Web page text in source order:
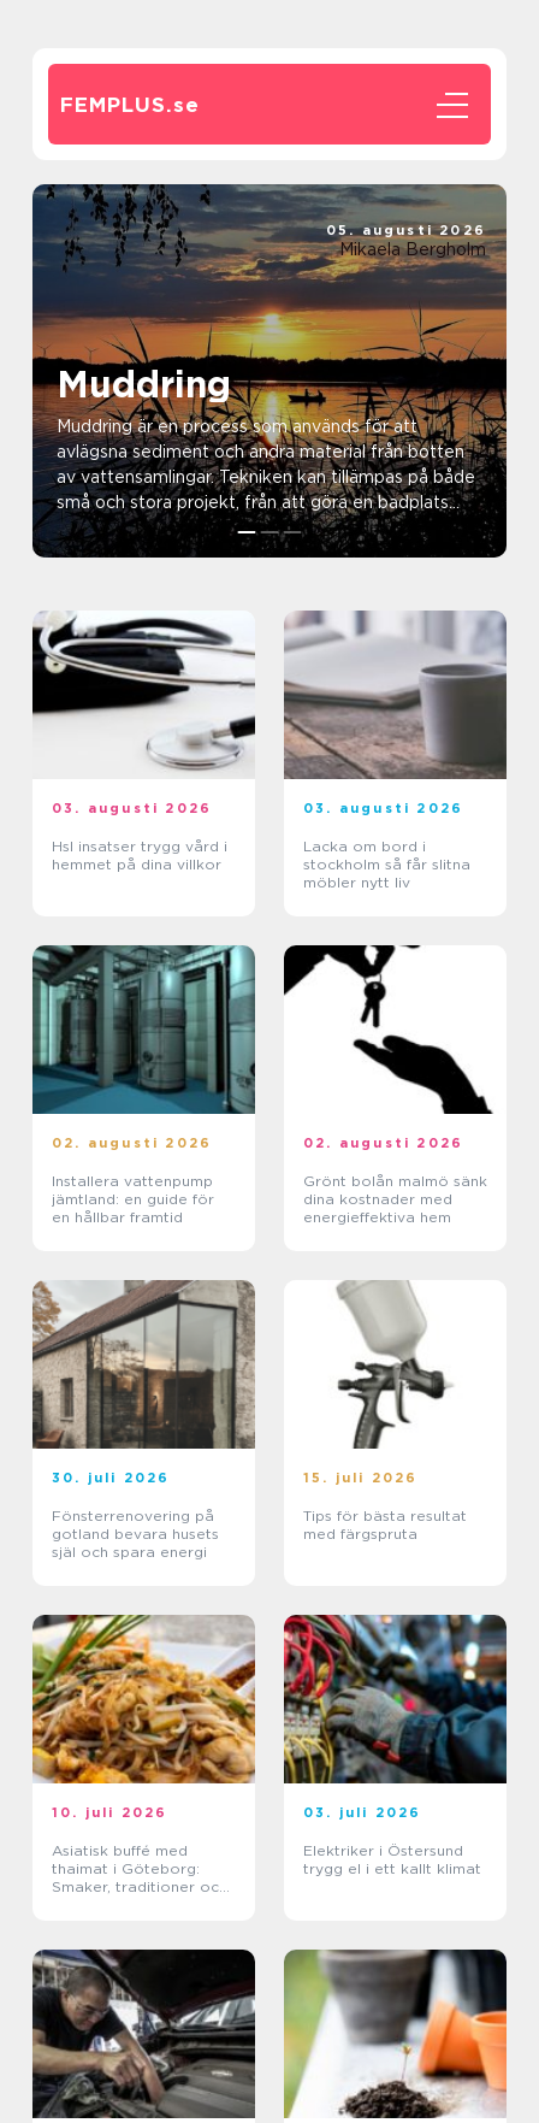
FEMPLUS.se
Muddring
Muddring är en process som används för att
avlägsna sediment och andra material från botten
av vattensamlingar. Tekniken kan tillämpas på både
små och stora projekt, från att göra en badplats
mer attr...
05. augusti 2026
Mikaela Bergholm
03. augusti 2026
Hsl insatser trygg vård i
hemmet på dina villkor
03. augusti 2026
Lacka om bord i
stockholm så får slitna
möbler nytt liv
02. augusti 2026
Installera vattenpump
jämtland: en guide för
en hållbar framtid
02. augusti 2026
Grönt bolån malmö sänk
dina kostnader med
energieffektiva hem
30. juli 2026
Fönsterrenovering på
gotland bevara husets
själ och spara energi
15. juli 2026
Tips för bästa resultat
med färgspruta
10. juli 2026
Asiatisk buffé med
thaimat i Göteborg:
Smaker, traditioner och
03. juli 2026
Elektriker i Östersund
trygg el i ett kallt klimat